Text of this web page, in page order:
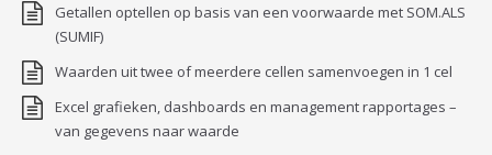
Getallen optellen op basis van een voorwaarde met SOM.ALS
(SUMIF)
Waarden uit twee of meerdere cellen samenvoegen in 1 cel
Excel grafieken, dashboards en management rapportages –
van gegevens naar waarde